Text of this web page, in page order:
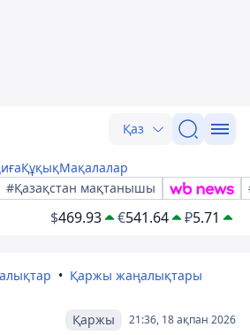
Қаз
ҚұқықМақалалар
#Қазақстан мақтанышы
$469.93 €541.64 ₽5.71
Қаржы жаңалықтары
21:36, 18 ақпан 2026
Қаржы